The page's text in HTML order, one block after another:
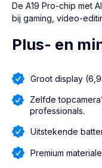
De A19 Pro-chip met
bij gaming, video-
Plus- en
Groot display
Zelfde
professionals.
Uitstekende
Premium